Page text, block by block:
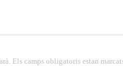
Els camps obligatoris estan